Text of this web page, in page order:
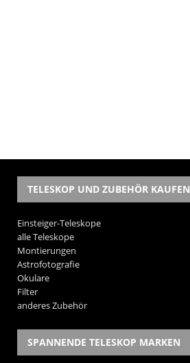
TELESKOP UND ZUBEHÖR KAUFEN
Einsteiger-Teleskope
alle Teleskope
Montierungen
Astrofotografie
Okulare
Filter
anderes Zubehör
SPANNENDE TELESKOP MARKEN